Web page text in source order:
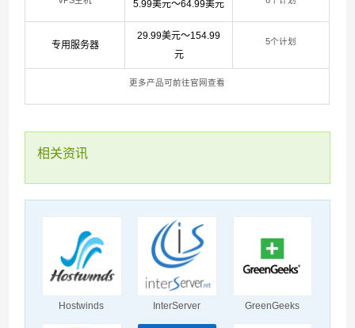
5.99美元～64.99美元
专用服务器
29.99美元～154.99
元
5个计划
更多产品可前往官网查看
相关资讯
Hostwinds InterServer GreenGeeks